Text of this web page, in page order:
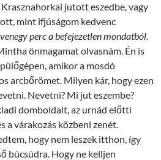
jutott eszedbe, vagy
mint ifjúságom kedvenc
perc a befejezetlen mondatból.
önmagamat olvasnám. Én is
amikor a mosdó
arcbőrömet. Milyen kár, hogy ezen
Nevetni? Mi jut eszembe?
domboldalt, az urnád előtti
a várakozás közbeni zenét.
hogy nem leszek itthon, így
búcsúdra. Hogy ne kelljen